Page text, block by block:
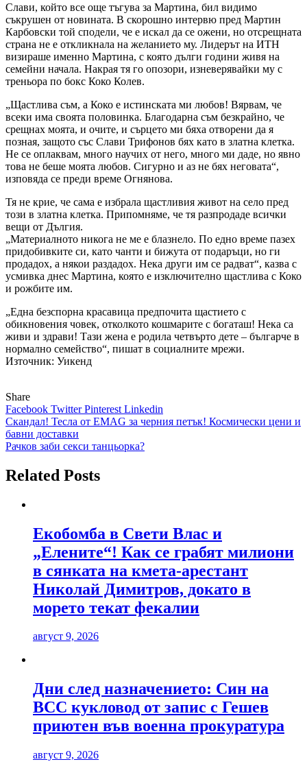
Слави, който все още тъгува за Мартина, бил видимо
съкрушен от новината. В скорошно интервю пред Мартин
Карбовски той сподели, че е искал да се ожени, но отсрещната
страна не е откликнала на желанието му. Лидерът на ИТН
визираше именно Мартина, с която дълги години живя на
семейни начала. Накрая тя го опозори, изневерявайки му с
треньора по бокс Коко Колев.
„Щастлива съм, а Коко е истинската ми любов! Вярвам, че
всеки има своята половинка. Благодарна съм безкрайно, че
срещнах моята, и очите, и сърцето ми бяха отворени да я
позная, защото със Слави Трифонов бях като в златна клетка.
Не се оплаквам, много научих от него, много ми даде, но явно
това не беше моята любов. Сигурно и аз не бях неговата“,
изповяда се преди време Огнянова.
Тя не крие, че сама е избрала щастливия живот на село пред
този в златна клетка. Припомняме, че тя разпродаде всички
вещи от Дългия.
„Материалното никога не ме е блазнело. По едно време пазех
придобивките си, като чанти и бижута от подаръци, но ги
продадох, а някои раздадох. Нека други им се радват“, казва с
усмивка днес Мартина, която е изключително щастлива с Коко
и рожбите им.
„Една безспорна красавица предпочита щастието с
обикновения човек, отколкото кошмарите с богаташ! Нека са
живи и здрави! Тази жена е родила четвърто дете – българче в
нормално семейство“, пишат в социалните мрежи.
Източник: Уикенд
Share
Facebook TwitterPinterest Linkedin
Навигация
Скандал! Тесла от EMAG за черния петък! Космически цени и
бавни доставки
Рачков заби секси танцьорка?
Related Posts
Екобомба в Свети Влас и
„Елените“! Как се грабят милиони
в сянката на кмета-арестант
Николай Димитров, докато в
морето текат фекалии
август 9, 2026
Дни след назначението: Син на
ВСС кукловод от запис с Гешев
приютен във военна прокуратура
август 9, 2026